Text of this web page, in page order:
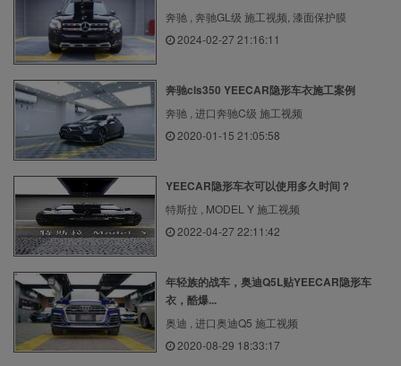
奔驰 , 奔驰GL级 施工视频, 漆面保护膜
2024-02-27 21:16:11
奔驰cls350 YEECAR隐形车衣施工案例
奔驰 , 进口奔驰C级 施工视频
2020-01-15 21:05:58
YEECAR隐形车衣可以使用多久时间？
特斯拉 , MODEL Y 施工视频
2022-04-27 22:11:42
年轻族的战车，奥迪Q5L贴YEECAR隐形车
衣，酷爆...
奥迪 , 进口奥迪Q5 施工视频
2020-08-29 18:33:17